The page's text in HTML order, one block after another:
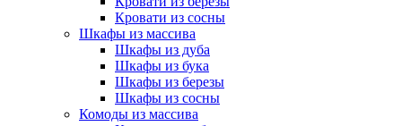
Кровати из сосны
Шкафы из массива
Шкафы из дуба
Шкафы из бука
Шкафы из березы
Шкафы из сосны
Комоды из массива